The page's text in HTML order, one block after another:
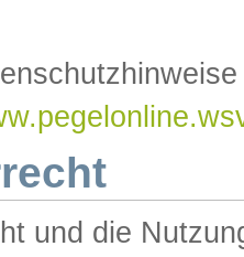
und die